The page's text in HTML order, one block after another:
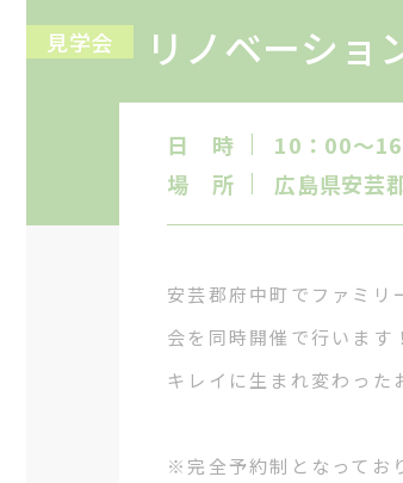
見学会 リノベーショ
日 時
10：00～16
場 所
広島県安芸
安芸郡府中町でファミリ
会を同時開催で行います！
キレイに生まれ変わった
※完全予約制となってお